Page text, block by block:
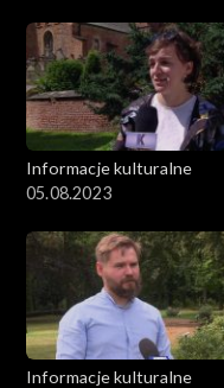
Informacje kulturalne
05.08.2023
Informacje kulturalne